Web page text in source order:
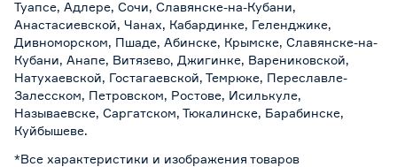
Туапсе, Адлере, Сочи, Славянске-на-Кубани,
Анастасиевской, Чанах, Кабардинке, Геленджике,
Дивноморском, Пшаде, Абинске, Крымске, Славянске-на-
Кубани, Анапе, Витязево, Джигинке, Варениковской,
Натухаевской, Гостагаевской, Темрюке, Переславле-
Залесском, Петровском, Ростове, Исилькуле,
Называевске, Саргатском, Тюкалинске, Барабинске,
Куйбышеве.
*Все характеристики и изображения товаров